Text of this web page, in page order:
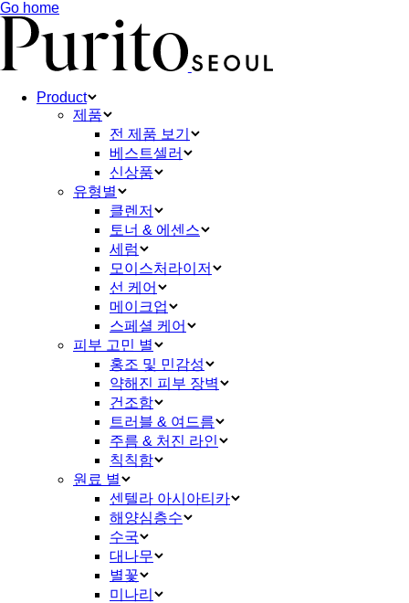
Go home
Product
제품
전 제품 보기
베스트셀러
신상품
유형별
클렌저
토너 & 에센스
세럼
모이스처라이저
선 케어
메이크업
스페셜 케어
피부 고민 별
홍조 및 민감성
약해진 피부 장벽
건조함
트러블 & 여드름
주름 & 처진 라인
칙칙함
원료 별
센텔라 아시아티카
해양심층수
수국
대나무
별꽃
미나리